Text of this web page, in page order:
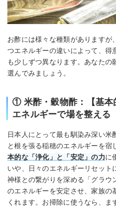
お酢には様々な種類がありますが
つエネルギーの違いによって、得
も少しずつ異なります。あなたの
選んでみましょう。
① 米酢・穀物酢：【基本
エネルギーで場を整える
日本人にとって最も馴染み深い米
と根を張る稲穂のエネルギーを宿
本的な「浄化」と「安定」の力に
いや、日々のエネルギーリセット
神様との繋がりを深める「グラウ
のエネルギーを安定させ、家族の
くれます。お掃除に使うなら、